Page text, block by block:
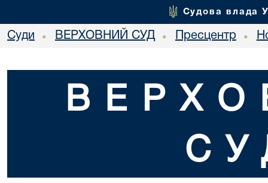
Судова влада
Суди • ВЕРХОВНИЙ СУД • Пресцентр •